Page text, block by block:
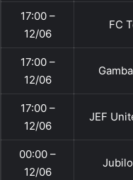
17:00 –
12/06
FC
17:00 –
12/06
17:00 –
12/06
JEF
00:00 –
12/06